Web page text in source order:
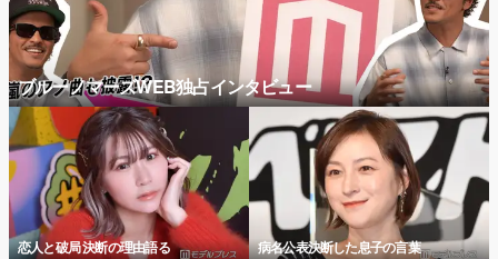
ブルーノマーズWEB独占インタビュー
恋人と破局 決断の理由語る 病名公表決断した息子の言葉